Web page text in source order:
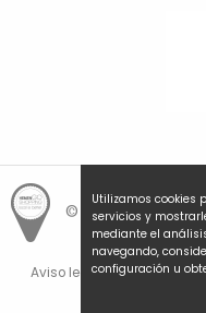
Utilizamos cookies
servicios y
mediante el
navegando,
configuración u
© Hemengo
Aviso legal y privacidad